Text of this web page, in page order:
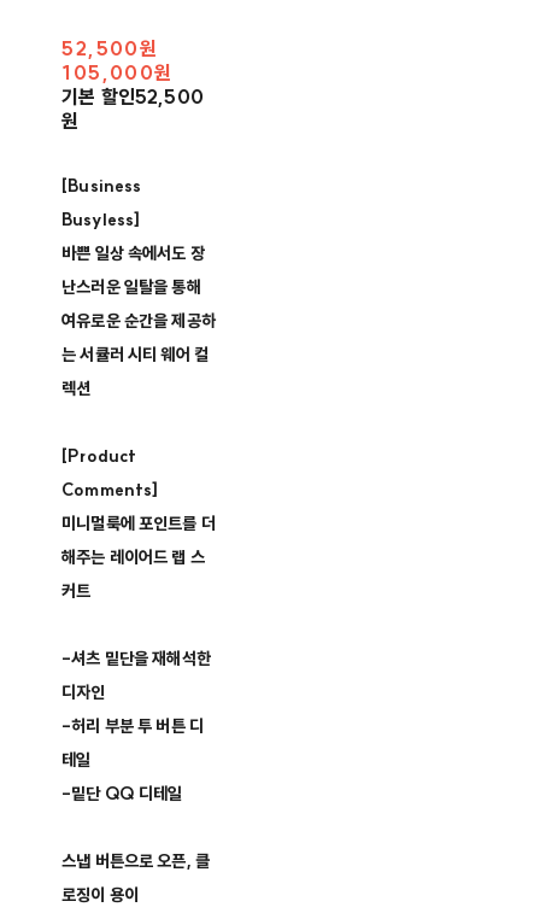
52,500원
105,000원
기본 할인52,500
원
[Business
Busyless]
바쁜 일상 속에서도 장
난스러운 일탈을 통해
여유로운 순간을 제공하
는 서큘러 시티 웨어 컬
렉션
[Product
Comments]
미니멀룩에 포인트를 더
해주는 레이어드 랩 스
커트
-셔츠 밑단을 재해석한
디자인
-허리 부분 투 버튼 디
테일
-밑단 QQ 디테일
스냅 버튼으로 오픈, 클
로징이 용이